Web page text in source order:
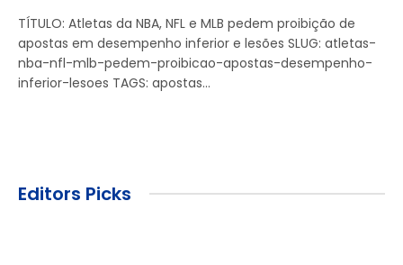
TÍTULO: Atletas da NBA, NFL e MLB pedem proibição de
apostas em desempenho inferior e lesões SLUG: atletas-
nba-nfl-mlb-pedem-proibicao-apostas-desempenho-
inferior-lesoes TAGS: apostas…
Editors Picks